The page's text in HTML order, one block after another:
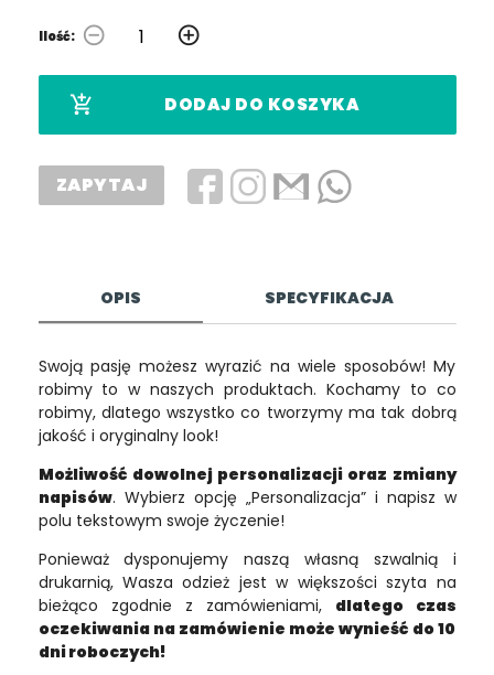
Ilość: remove_circle_outline add_circle_outline
add_shopping_cart DODAJ DO KOSZYKA
ZAPYTAJ
OPIS SPECYFIKACJA
Swoją pasję możesz wyrazić na wiele sposobów! My
robimy to w naszych produktach. Kochamy to co
robimy, dlatego wszystko co tworzymy ma tak dobrą
jakość i oryginalny look!
Możliwość dowolnej personalizacji oraz zmiany
napisów. Wybierz opcję „Personalizacja” i napisz w
polu tekstowym swoje życzenie!
Ponieważ dysponujemy naszą własną szwalnią i
drukarnią, Wasza odzież jest w większości szyta na
bieżąco zgodnie z zamówieniami, dlatego czas
oczekiwania na zamówienie może wynieść do 10
dni roboczych!